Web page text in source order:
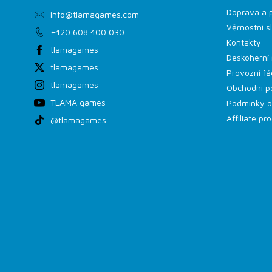
info@tlamagames.com
+420 608 400 030
tlamagames
tlamagames
tlamagames
TLAMA games
@tlamagames
Doprava a
Věrnostní
Kontakty
Provozní
Obchodní
Podmínky
Affiliate